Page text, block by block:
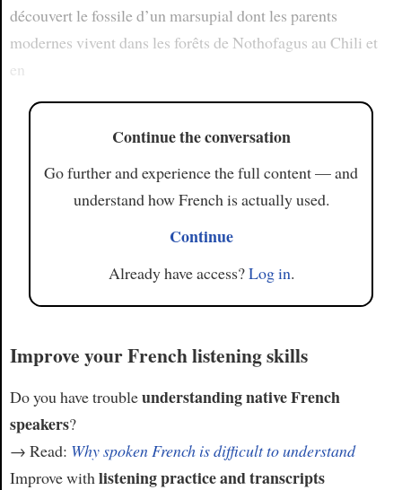
découvert le fossile d’un marsupial dont les parents
modernes vivent dans les forêts de Nothofagus au Chili et
en
Continue the conversation
Go further and experience the full content — and
understand how French is actually used.
Continue
Already have access?Log in.
Improve your French listening skills
Do you have troubleunderstanding native French
speakers?
→ Read: Why spoken French is difficult to understand
Improve withlistening practice and transcripts